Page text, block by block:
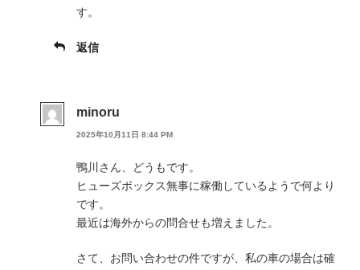
す。
返信
minoru
2025年10月11日 8:44 PM
鴨川さん、どうもです。
ヒューズボックス無事に稼働しているようで何より
です。
最近は海外からの問合せも増えました。
さて、お問い合わせの件ですが、私の車の場合は確